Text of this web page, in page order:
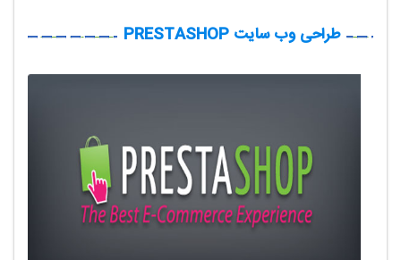
طراحی وب سایت PRESTASHOP